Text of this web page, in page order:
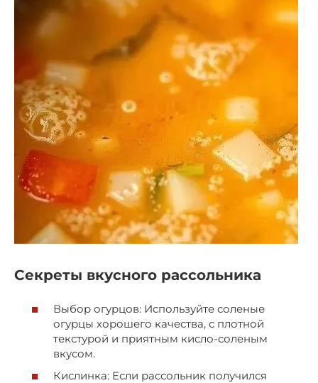
Секреты вкусного рассольника
Выбор огурцов: Используйте соленые
огурцы хорошего качества, с плотной
текстурой и приятным кисло-соленым
вкусом.
Кислинка: Если рассольник получился